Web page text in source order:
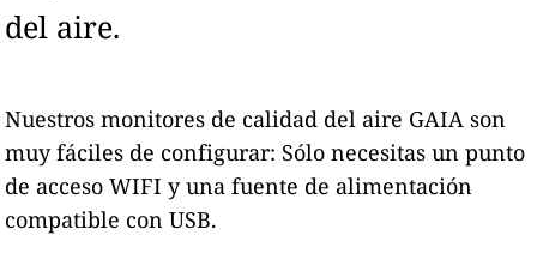
del aire.
Nuestros monitores de calidad del aire GAIA son
muy fáciles de configurar: Sólo necesitas un punto
de acceso WIFI y una fuente de alimentación
compatible con USB.